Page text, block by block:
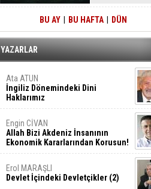
BU AY BU HAFTA DÜN
YAZARLAR
Ata ATUN
İngiliz Dönemindeki Dini
Haklarımız
Engin CİVAN
Allah Bizi Akdeniz İnsanının
Ekonomik Kararlarından Korusun!
Erol MARAŞLI
Devlet İçindeki Devletçikler (2)